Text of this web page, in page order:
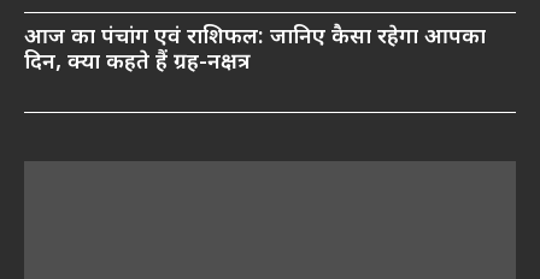
आज का पंचांग एवं राशिफल: जानिए कैसा रहेगा आपका
दिन, क्या कहते हैं ग्रह-नक्षत्र